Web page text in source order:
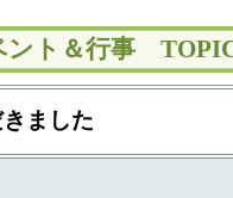
ント＆行事
ました